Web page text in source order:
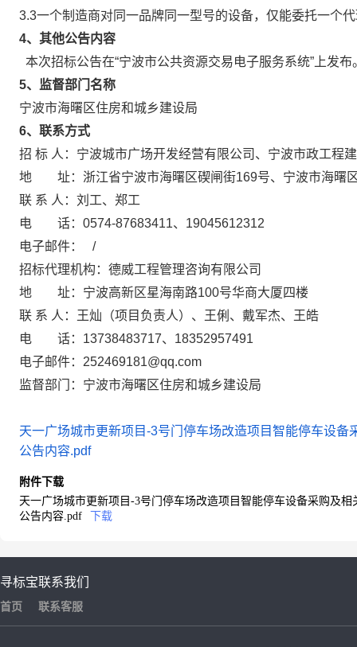
3.3一个制造商对同一品牌同一型号的设备，仅能委托一个
4、 其他公告内容
本次招标公告在“宁波市公共资源交易电子服务系统”上发布
5、
监督部门名称
宁波市海曙区住房和城乡建设局
6、联系方式
招 标 人：宁波城市广场开发经营有限公司、宁波市政工程
地 址：浙江省宁波市海曙区碶闸街169号、宁波市海曙
联 系 人：刘工、郑工
电 话：0574-87683411、19045612312
电子邮件： /
招标代理机构：德威工程管理咨询有限公司
地 址：宁波高新区星海南路100号华商大厦四楼
联 系 人：王灿（项目负责人）、王俐、戴军杰、王皓
电 话：13738483717、18352957491
电子邮件：252469181@qq.com
监督部门：宁波市海曙区住房和城乡建设局
天一广场城市更新项目-3号门停车场改造项目智能停车设备
公告内容.pdf
附件下载
天一广场城市更新项目-3号门停车场改造项目智能停车设备采购及相
公告内容.pdf
下载
寻标宝
首页
联系我们
联系客服